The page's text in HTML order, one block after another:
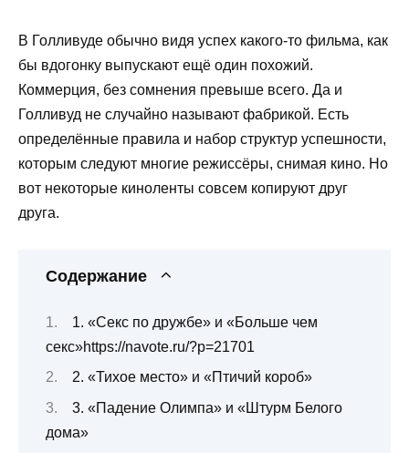
В Голливуде обычно видя успех какого-то фильма, как
бы вдогонку выпускают ещё один похожий.
Коммерция, без сомнения превыше всего. Да и
Голливуд не случайно называют фабрикой. Есть
определённые правила и набор структур успешности,
которым следуют многие режиссёры, снимая кино. Но
вот некоторые киноленты совсем копируют друг
друга.
Содержание
1. «Секс по дружбе» и «Больше чем
секс»https://navote.ru/?p=21701
2. «Тихое место» и «Птичий короб»
3. «Падение Олимпа» и «Штурм Белого
дома»